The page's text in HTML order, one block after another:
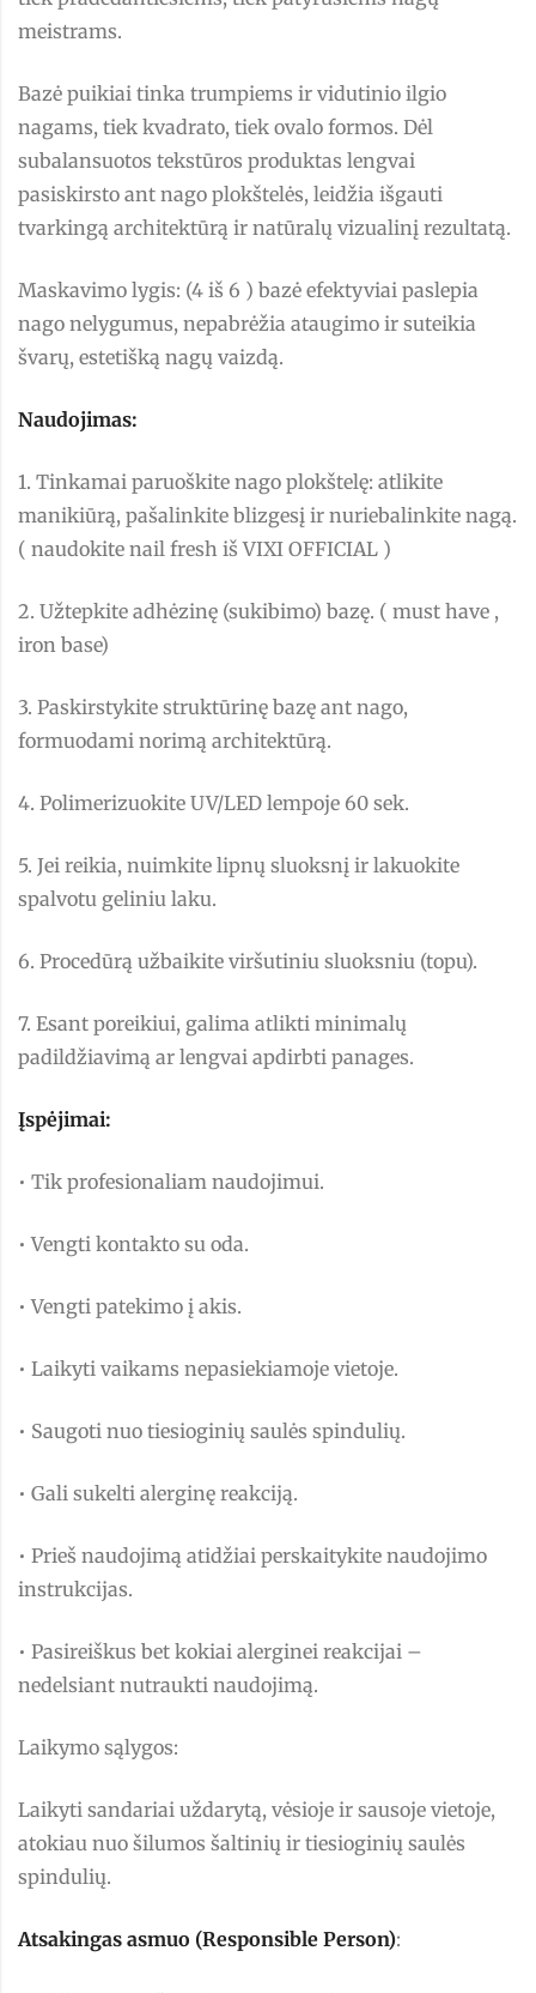
meistrams.
Bazė puikiai tinka trumpiems ir vidutinio ilgio
nagams, tiek kvadrato, tiek ovalo formos. Dėl
subalansuotos tekstūros produktas lengvai
pasiskirsto ant nago plokštelės, leidžia išgauti
tvarkingą architektūrą ir natūralų vizualinį rezultatą.
Maskavimo lygis: (4 iš 6 ) bazė efektyviai paslepia
nago nelygumus, nepabrėžia ataugimo ir suteikia
švarų, estetišką nagų vaizdą.
Naudojimas:
1. Tinkamai paruoškite nago plokštelę: atlikite
manikiūrą, pašalinkite blizgesį ir nuriebalinkite nagą.
( naudokite nail fresh iš VIXI OFFICIAL )
2. Užtepkite adhėzinę (sukibimo) bazę. ( must have ,
iron base)
3. Paskirstykite struktūrinę bazę ant nago,
formuodami norimą architektūrą.
4. Polimerizuokite UV/LED lempoje 60 sek.
5. Jei reikia, nuimkite lipnų sluoksnį ir lakuokite
spalvotu geliniu laku.
6. Procedūrą užbaikite viršutiniu sluoksniu (topu).
7. Esant poreikiui, galima atlikti minimalų
padildžiavimą ar lengvai apdirbti panages.
Įspėjimai:
• Tik profesionaliam naudojimui.
• Vengti kontakto su oda.
• Vengti patekimo į akis.
• Laikyti vaikams nepasiekiamoje vietoje.
• Saugoti nuo tiesioginių saulės spindulių.
• Gali sukelti alerginę reakciją.
• Prieš naudojimą atidžiai perskaitykite naudojimo
instrukcijas.
• Pasireiškus bet kokiai alerginei reakcijai –
nedelsiant nutraukti naudojimą.
Laikymo sąlygos:
Laikyti sandariai uždarytą, vėsioje ir sausoje vietoje,
atokiau nuo šilumos šaltinių ir tiesioginių saulės
spindulių.
Atsakingas asmuo (Responsible Person):